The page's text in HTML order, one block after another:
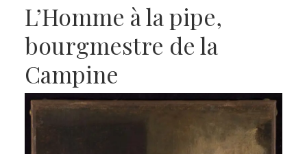
L’Homme à la pipe,
bourgmestre de la
Campine